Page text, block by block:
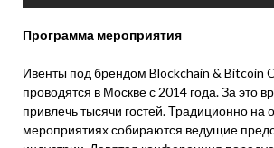
Программа мероприятия
Ивенты под брендом Blockchain & Bitcoin
проводятся в Москве с 2014 года. За это
привлечь тысячи гостей. Традиционно на
мероприятиях собираются ведущие